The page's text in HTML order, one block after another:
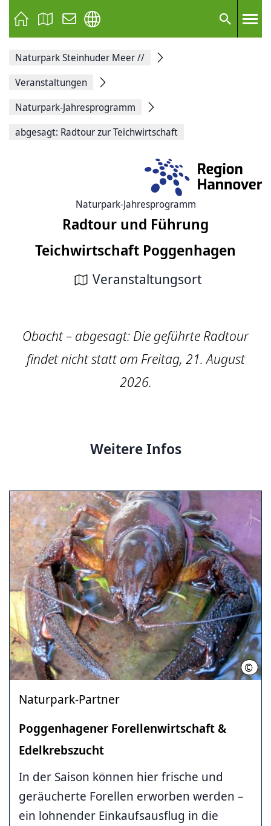
Suche
Facebook
teilen
Seitenlink
Seite
Naturpark Steinhuder Meer//
Veranstaltungen
Naturpark-Jahresprogramm
abgesagt: Radtour zur Teichwirtschaft
Naturpark-Jahresprogramm
Radtour und Führung
Teichwirtschaft Poggenhagen
Veranstaltungsort
Obacht – abgesagt: Die geführte Radtour
findet nicht statt am Freitag, 21. August
2026.
Weitere Infos
©
Naturpark-Partner
Poggenhagener Forellenwirtschaft &
Edelkrebszucht
In der Saison können hier frische und
geräucherte Forellen erworben werden –
ein lohnender Einkaufsausflug in die